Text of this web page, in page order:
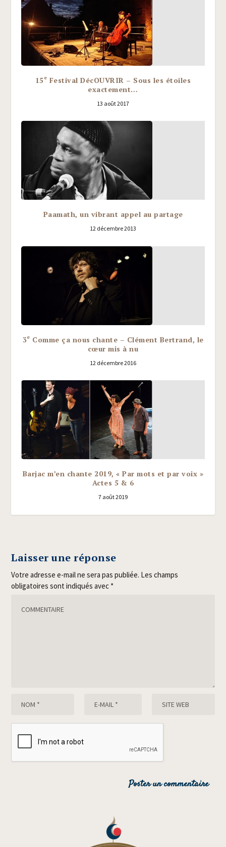
15e Festival DécOUVRIR – Sous les étoiles
exactement…
13 août 2017
Paamath, un vibrant appel au partage
12 décembre 2013
3e Comme ça nous chante – Clément Bertrand, le
cœur mis à nu
12 décembre 2016
Barjac m’en chante 2019, « Par mots et par voix »
Actes 5 & 6
7 août 2019
Laisser une réponse
Votre adresse e-mail ne sera pas publiée. Les champs
obligatoires sont indiqués avec *